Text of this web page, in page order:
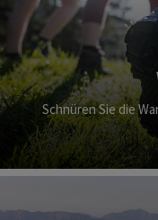
Schnüren Sie die